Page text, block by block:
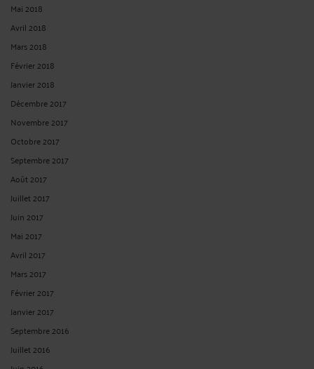
Mai 2018
Avril 2018
Mars 2018
Février 2018
Janvier 2018
Décembre 2017
Novembre 2017
Octobre 2017
Septembre 2017
Août 2017
Juillet 2017
Juin 2017
Mai 2017
Avril 2017
Mars 2017
Février 2017
Janvier 2017
Septembre 2016
Juillet 2016